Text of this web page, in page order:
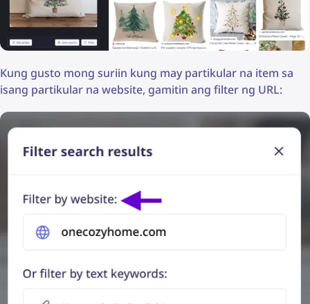
Kung gusto mong suriin kung may partikular na item sa
isang partikular na website, gamitin ang filter ng URL: